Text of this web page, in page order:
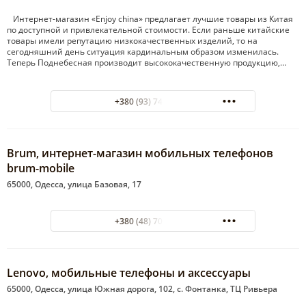
Интернет-магазин «Enjoy china» предлагает лучшие товары из Китая
по доступной и привлекательной стоимости. Если раньше китайские
товары имели репутацию низкокачественных изделий, то на
сегодняшний день ситуация кардинальным образом изменилась.
Теперь Поднебесная производит высококачественную продукцию,…
+380 (93) 741-68-81
Brum, интернет-магазин мобильных телефонов
brum-mobile
65000, Одесса, улица Базовая, 17
+380 (48) 706-32-82
Lenovo, мобильные телефоны и аксессуары
65000, Одесса, улица Южная дорога, 102, с. Фонтанка, ТЦ Ривьера